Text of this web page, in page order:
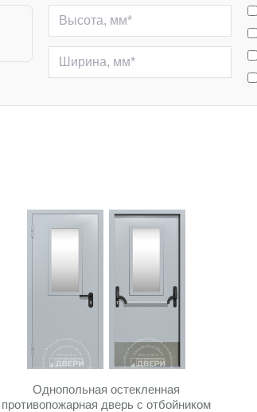
Однопольная остекленная
противопожарная дверь с отбойником